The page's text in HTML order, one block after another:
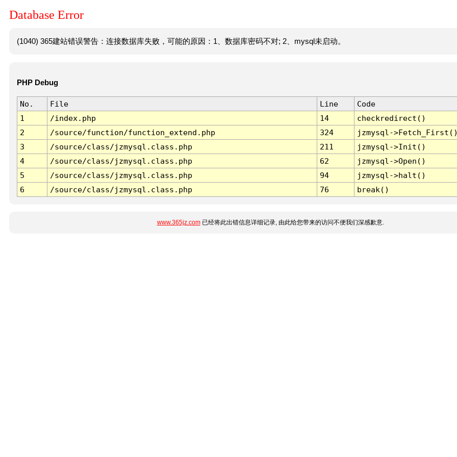
Database Error
(1040) 365建站错误警告：连接数据库失败，可能的原因：1、数据库密码不对; 2、mysql未启动。
PHP Debug
No. File Line
Code
1
/index.php 14
checkredirect()
2
/source/function/function_extend.php 324
jzmysql-
3
/source/class/jzmysql.class.php 211
jzmysql->Init()
4
/source/class/jzmysql.class.php 62
jzmysql->Open()
5
/source/class/jzmysql.class.php 94
jzmysql->halt()
6
/source/class/jzmysql.class.php 76 break()
www.365jz.com已经将此出错信息详细记录, 由此给您带来的访问不便我们深感歉意.